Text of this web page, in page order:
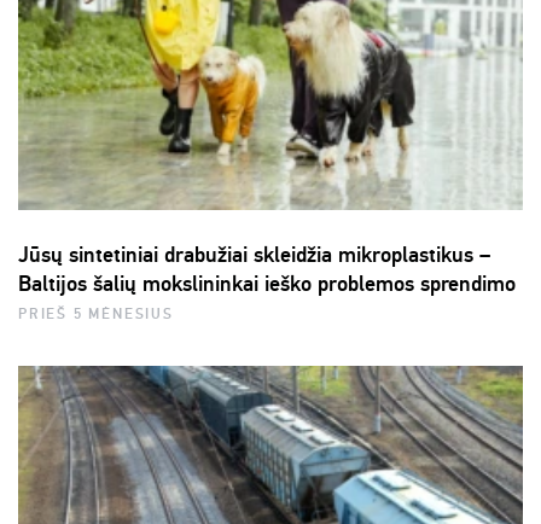
Jūsų sintetiniai drabužiai skleidžia mikroplastikus –
Baltijos šalių mokslininkai ieško problemos sprendimo
PRIEŠ 5 MĖNESIUS